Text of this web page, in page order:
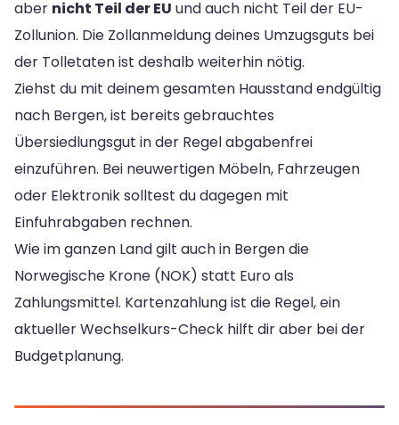
aber nicht Teil der EU und auch nicht Teil der EU-
Zollunion. Die Zollanmeldung deines Umzugsguts bei
der Tolletaten ist deshalb weiterhin nötig.
Ziehst du mit deinem gesamten Hausstand endgültig
nach Bergen, ist bereits gebrauchtes
Übersiedlungsgut in der Regel abgabenfrei
einzuführen. Bei neuwertigen Möbeln, Fahrzeugen
oder Elektronik solltest du dagegen mit
Einfuhrabgaben rechnen.
Wie im ganzen Land gilt auch in Bergen die
Norwegische Krone (NOK) statt Euro als
Zahlungsmittel. Kartenzahlung ist die Regel, ein
aktueller Wechselkurs-Check hilft dir aber bei der
Budgetplanung.